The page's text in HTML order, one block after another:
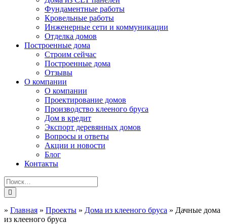
Фундаментные работы
Кровельные работы
Инженерные сети и коммуникации
Отделка домов
Построенные дома
Строим сейчас
Построенные дома
Отзывы
О компании
О компании
Проектирование домов
Производство клееного бруса
Дом в кредит
Экспорт деревянных домов
Вопросы и ответы
Акции и новости
Блог
Контакты
» Главная » Проекты » Дома из клееного бруса » Дачные дома
из клееного бруса